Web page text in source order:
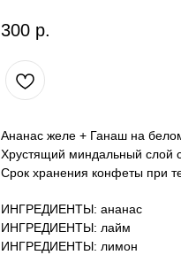
300 р.
Ананас желе + Ганаш на
Хрустящий миндальный слой
Срок хранения конфеты при
ИНГРЕДИЕНТЫ: ананас
ИНГРЕДИЕНТЫ: лайм
ИНГРЕДИЕНТЫ: лимон